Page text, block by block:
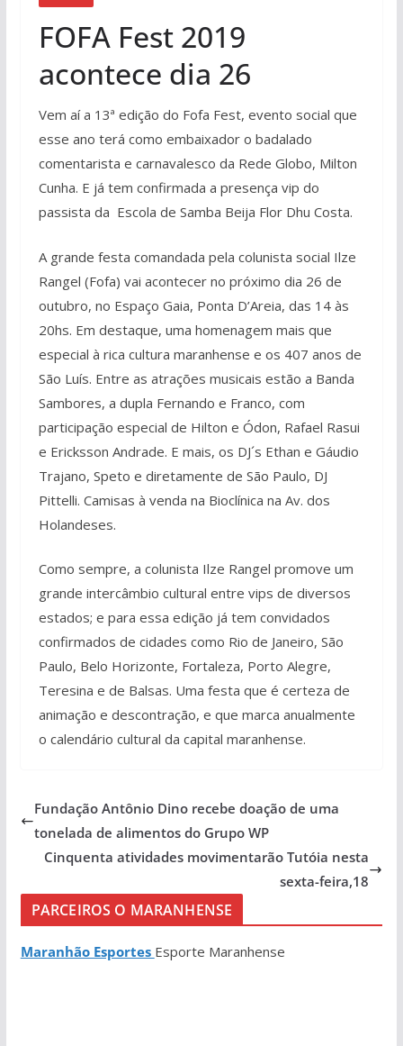
FOFA Fest 2019
acontece dia 26
Vem aí a 13ª edição do Fofa Fest, evento social que
esse ano terá como embaixador o badalado
comentarista e carnavalesco da Rede Globo, Milton
Cunha. E já tem confirmada a presença vip do
passista da Escola de Samba Beija Flor Dhu Costa.
A grande festa comandada pela colunista social Ilze
Rangel (Fofa) vai acontecer no próximo dia 26 de
outubro, no Espaço Gaia, Ponta D’Areia, das 14 às
20hs. Em destaque, uma homenagem mais que
especial à rica cultura maranhense e os 407 anos de
São Luís. Entre as atrações musicais estão a Banda
Sambores, a dupla Fernando e Franco, com
participação especial de Hilton e Ódon, Rafael Rasui
e Ericksson Andrade. E mais, os DJ´s Ethan e Gáudio
Trajano, Speto e diretamente de São Paulo, DJ
Pittelli. Camisas à venda na Bioclínica na Av. dos
Holandeses.
Como sempre, a colunista Ilze Rangel promove um
grande intercâmbio cultural entre vips de diversos
estados; e para essa edição já tem convidados
confirmados de cidades como Rio de Janeiro, São
Paulo, Belo Horizonte, Fortaleza, Porto Alegre,
Teresina e de Balsas. Uma festa que é certeza de
animação e descontração, e que marca anualmente
o calendário cultural da capital maranhense.
Fundação Antônio Dino recebe doação de uma
tonelada de alimentos do Grupo WP
Cinquenta atividades movimentarão Tutóia nesta
sexta-feira,18
PARCEIROS O MARANHENSE
Maranhão Esportes Esporte Maranhense